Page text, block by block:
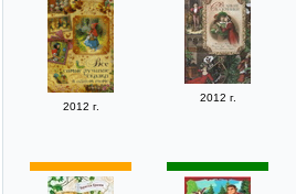
2012 г.
2012 г.